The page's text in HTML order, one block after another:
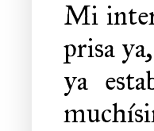
Mi
prisa
ya